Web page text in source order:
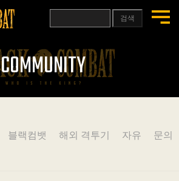
검색
COMMUNITY
블랙컴뱃 해외 격투기 자유 문의